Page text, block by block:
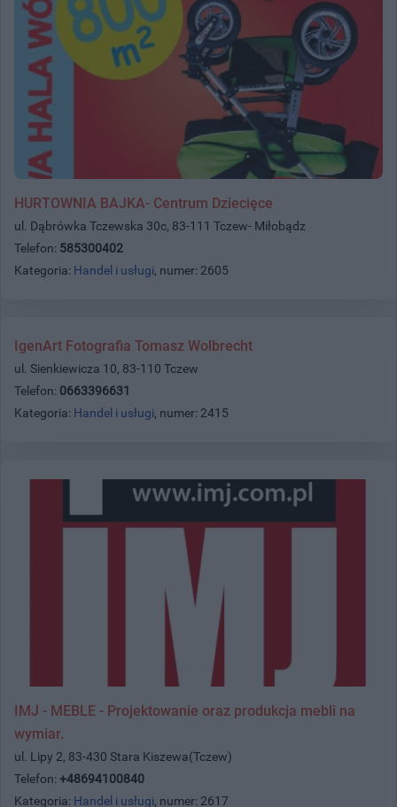
HURTOWNIA BAJKA- Centrum Dziecięce
ul. Dąbrówka Tczewska 30c, 83-111 Tczew- Miłobądz
Telefon: 585300402
Kategoria: Handel i usługi, numer: 2605
IgenArt Fotografia Tomasz Wolbrecht
ul. Sienkiewicza 10, 83-110 Tczew
Telefon: 0663396631
Kategoria: Handel i usługi, numer: 2415
IMJ - MEBLE - Projektowanie oraz produkcja mebli na
wymiar.
ul. Lipy 2, 83-430 Stara Kiszewa(Tczew)
Telefon: +48694100840
Kategoria: Handel i usługi, numer: 2617